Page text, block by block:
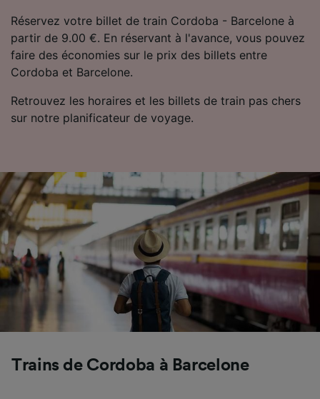
Réservez votre billet de train Cordoba - Barcelone à
partir de 9.00 €. En réservant à l'avance, vous pouvez
faire des économies sur le prix des billets entre
Cordoba et Barcelone.
Retrouvez les horaires et les billets de train pas chers
sur notre planificateur de voyage.
Trains de Cordoba à Barcelone